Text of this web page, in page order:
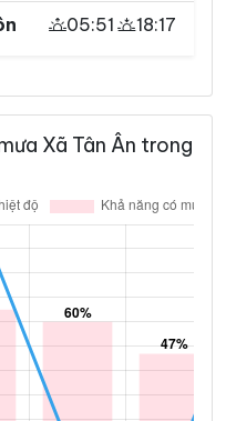
05:51 18:17
Xã Tân Ân trong